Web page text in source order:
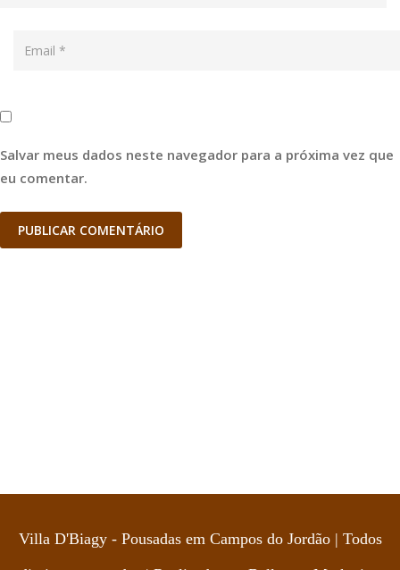
Salvar meus dados neste navegador para a próxima vez que
eu comentar.
Villa D'Biagy - Pousadas em Campos do Jordão | Todos